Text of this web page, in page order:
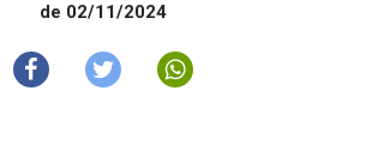
de 02/11/2024